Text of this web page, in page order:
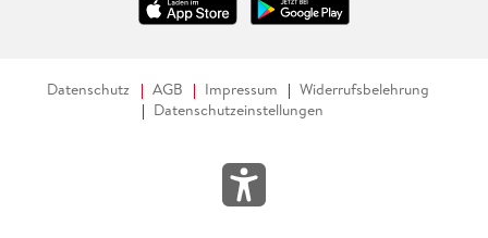
Datenschutz AGB Impressum
Widerrufsbelehrung
Datenschutzeinstellungen